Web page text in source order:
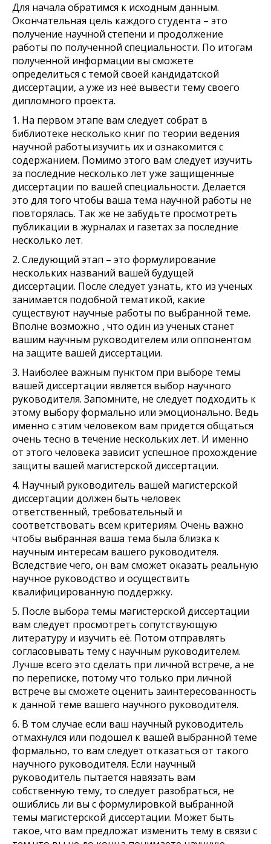
Для начала обратимся к исходным данным.
Окончательная цель каждого студента – это
получение научной степени и продолжение
работы по полученной специальности. По итогам
полученной информации вы сможете
определиться с темой своей кандидатской
диссертации, а уже из неё вывести тему своего
дипломного проекта.
1. На первом этапе вам следует собрат в
библиотеке несколько книг по теории ведения
научной работы.изучить их и ознакомится с
содержанием. Помимо этого вам следует изучить
за последние несколько лет уже защищенные
диссертации по вашей специальности. Делается
это для того чтобы ваша тема научной работы не
повторялась. Так же не забудьте просмотреть
публикации в журналах и газетах за последние
несколько лет.
2. Следующий этап – это формулирование
нескольких названий вашей будущей
диссертации. После следует узнать, кто из ученых
занимается подобной тематикой, какие
существуют научные работы по выбранной теме.
Вполне возможно , что один из ученых станет
вашим научным руководителем или оппонентом
на защите вашей диссертации.
3. Наиболее важным пунктом при выборе темы
вашей диссертации является выбор научного
руководителя. Запомните, не следует подходить к
этому выбору формально или эмоционально. Ведь
именно с этим человеком вам придется общаться
очень тесно в течение нескольких лет. И именно
от этого человека зависит успешное прохождение
защиты вашей магистерской диссертации.
4. Научный руководитель вашей магистерской
диссертации должен быть человек
ответственный, требовательный и
соответствовать всем критериям. Очень важно
чтобы выбранная ваша тема была близка к
научным интересам вашего руководителя.
Вследствие чего, он вам сможет оказать реальную
научное руководство и осуществить
квалифицированную поддержку.
5. После выбора темы магистерской диссертации
вам следует просмотреть сопутствующую
литературу и изучить её. Потом отправлять
согласовывать тему с научным руководителем.
Лучше всего это сделать при личной встрече, а не
по переписке, потому что только при личной
встрече вы сможете оценить заинтересованность
к данной теме вашего научного руководителя.
6. В том случае если ваш научный руководитель
отмахнулся или подошел к вашей выбранной теме
формально, то вам следует отказаться от такого
научного руководителя. Если научный
руководитель пытается навязать вам
собственную тему, то следует разобраться, не
ошиблись ли вы с формулировкой выбранной
темы магистерской диссертации. Может быть
такое, что вам предложат изменить тему в связи с